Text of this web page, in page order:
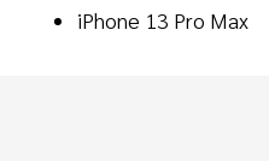
iPhone 13 Pro Max